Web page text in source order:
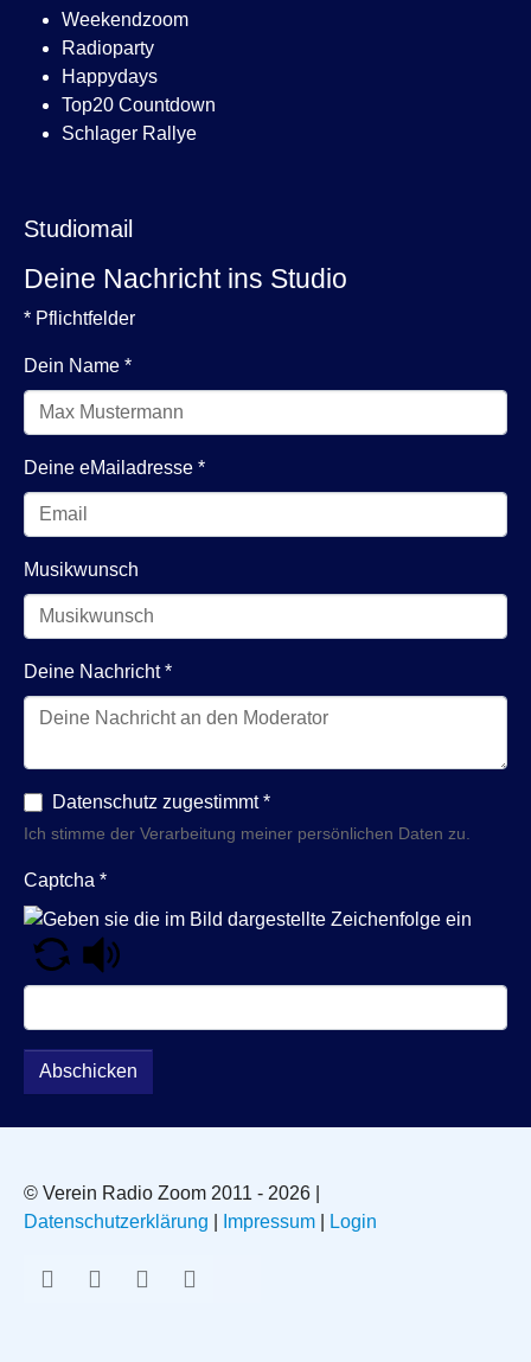
Weekendzoom
Radioparty
Happydays
Top20 Countdown
Schlager Rallye
Studiomail
Deine Nachricht ins Studio
* Pflichtfelder
Dein Name *
Deine eMailadresse *
Musikwunsch
Deine Nachricht*
Datenschutz zugestimmt*
Ich stimme der Verarbeitung meiner persönlichen Daten zu.
Captcha *
Abschicken
© Verein Radio Zoom 2011 - 2026 |
Datenschutzerklärung
Impressum Login